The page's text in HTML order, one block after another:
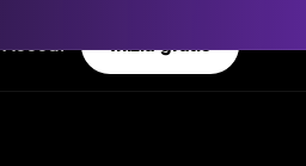
Accedi Inizia gratis